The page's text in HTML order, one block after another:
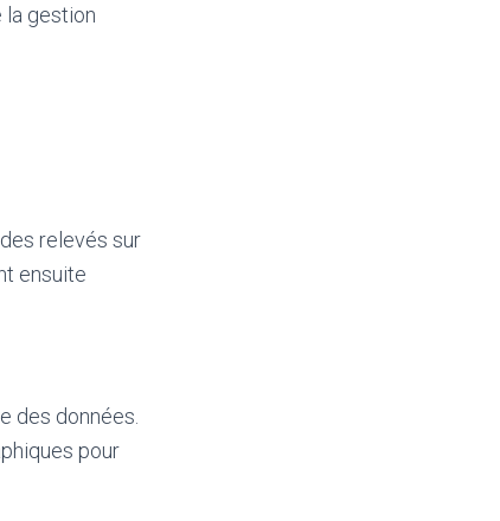
la gestion
relevés sur
ensuite
des données.
pour